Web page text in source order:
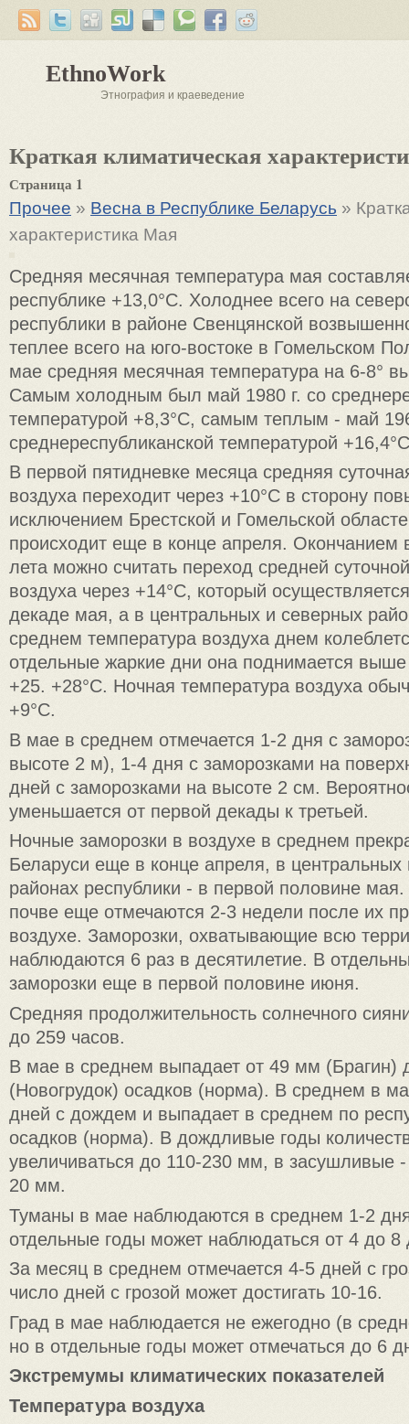
EthnoWork
Этнография и краеведение
Краткая климатическая
Страница 1
Прочее » Весна в Республике Беларусь »
характеристика Мая
Средняя месячная температура мая
республике +13,0°С. Холоднее всего на
республики в районе Свенцянской
теплее всего на юго-востоке в Гомельском
мае средняя месячная температура на 6-8°
Самым холодным был май 1980 г. со
температурой +8,3°С, самым теплым - май
среднереспубликанской температурой
В первой пятидневке месяца средняя
воздуха переходит через +10°С в сторону
исключением Брестской и Гомельской
происходит еще в конце апреля. Окончанием
лета можно считать переход средней
воздуха через +14°С, который
декаде мая, а в центральных и северных
среднем температура воздуха днем
отдельные жаркие дни она поднимается
+25. +28°С. Ночная температура воздуха
+9°С.
В мае в среднем отмечается 1-2 дня с
высоте 2 м), 1-4 дня с заморозками на
дней с заморозками на высоте 2 см.
уменьшается от первой декады к третьей.
Ночные заморозки в воздухе в среднем
Беларуси еще в конце апреля, в центральных
районах республики - в первой половине
почве еще отмечаются 2-3 недели после их
воздухе. Заморозки, охватывающие всю
наблюдаются 6 раз в десятилетие. В
заморозки еще в первой половине июня.
Средняя продолжительность солнечного
до 259 часов.
В мае в среднем выпадает от 49 мм (Брагин)
(Новогрудок) осадков (норма). В среднем в
дней с дождем и выпадает в среднем по
осадков (норма). В дождливые годы
увеличиваться до 110-230 мм, в засушливые
20 мм.
Туманы в мае наблюдаются в среднем 1-2
отдельные годы может наблюдаться от 4 до 8
За месяц в среднем отмечается 4-5 дней с
число дней с грозой может достигать 10-16.
Град в мае наблюдается не ежегодно (в
но в отдельные годы может отмечаться до 6
Экстремумы климатических показателей
Температура воздуха